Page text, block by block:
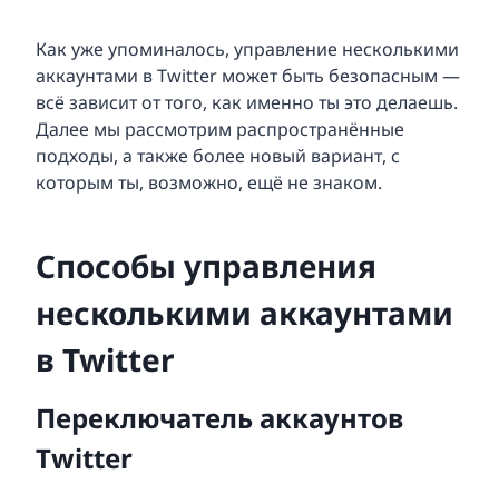
Как уже упоминалось, управление несколькими
аккаунтами в Twitter может быть безопасным —
всё зависит от того, как именно ты это делаешь.
Далее мы рассмотрим распространённые
подходы, а также более новый вариант, с
которым ты, возможно, ещё не знаком.
Способы управления
несколькими аккаунтами
в Twitter
Переключатель аккаунтов
Twitter